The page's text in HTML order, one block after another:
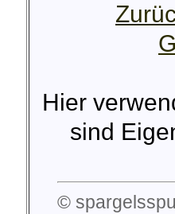
Hier
sind
©